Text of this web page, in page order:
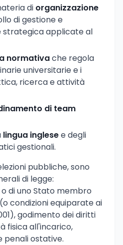
di organizzazione
di gestione e
strategica applicate al
normativache regola
universitarie e i
ricerca e attività
di team
lingua inglesee degli
gestionali.
pubbliche, sono
di legge:
di uno Stato membro
condizioni equiparate ai
godimento dei diritti
fisica all'incarico,
penali ostative.